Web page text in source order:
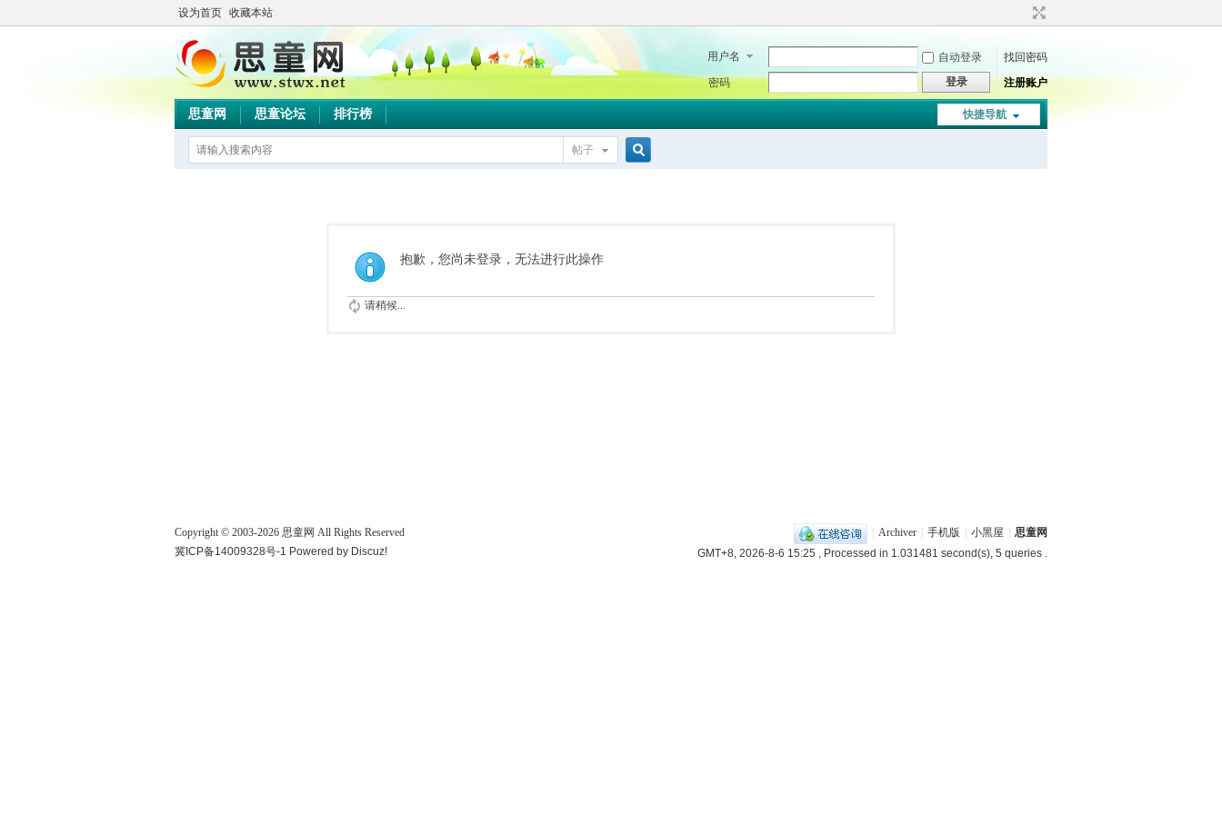
设为首页 收藏本站
用户名 自动登录
找回密码
密码
登录 注册账户
快捷导航
思童网 思童论坛 排行榜
帖子
抱歉，您尚未登录，无法进行此操作
请稍候...
Archiver 手机版 小黑屋
思童网
GMT+8, 2026-8-6 15:25 , Processed in 1.031481 second(s), 5 queries .
Copyright © 2003-2026 思童网 All Rights Reserved
冀ICP备14009328号-1 Powered by Discuz!